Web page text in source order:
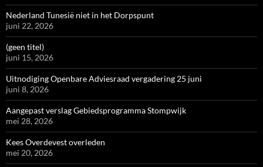
Nederland Tunesië niet in het Dorpspunt
juni 22, 2026
(geen titel)
juni 15, 2026
Uitnodiging Openbare Adviesraad vergadering 25 juni
juni 8, 2026
Aangepast verslag Gebiedsprogramma Stompwijk
mei 28, 2026
Kees Overdevest overleden
mei 20, 2026